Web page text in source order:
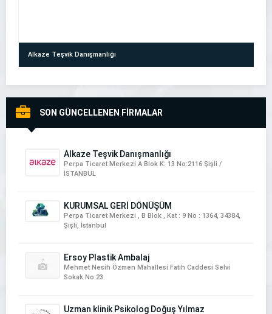
Alkaze Teşvik Danışmanlığı
NartDeco İtalyan Boya & İtalyan Sıva Uygulamaları
SON GÜNCELLENEN FİRMALAR
Alkaze Teşvik Danışmanlığı
Perpa Ticaret Merkezi A Blok K: 13 No:2116 Şişli /
İSTANBUL
KURUMSAL GERİ DÖNÜŞÜM
Perpa Ticaret Merkezi , B Blok , Kat : 9 No : 1364, 34384,
Şişli, İstanbul
Ersoy Plastik Ambalaj
Mehmet Nesih Özmen Mahallesi Fatih Caddesi Selvi
Sokak No:23
Uzman klinik Psikolog Doğuş Yılmaz